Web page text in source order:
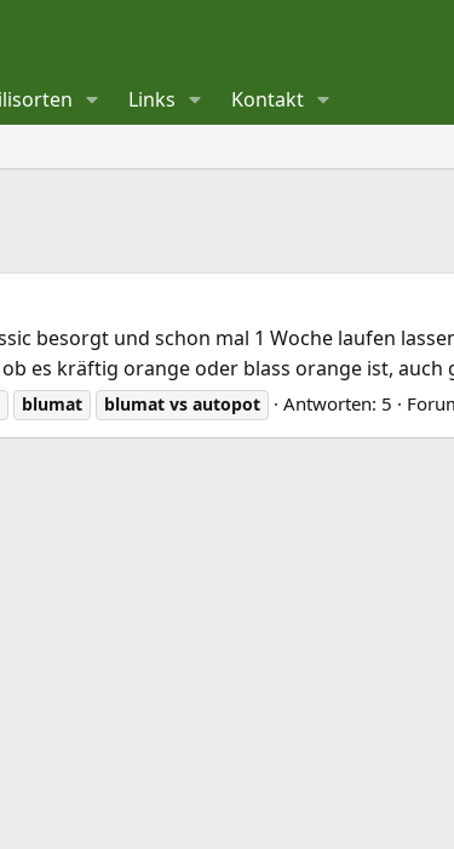
Links Kontakt
besorgt und schon mal 1 Woche laufen
es kräftig orange oder blass orange ist, auch
blumat blumat vs autopot Antworten: 5